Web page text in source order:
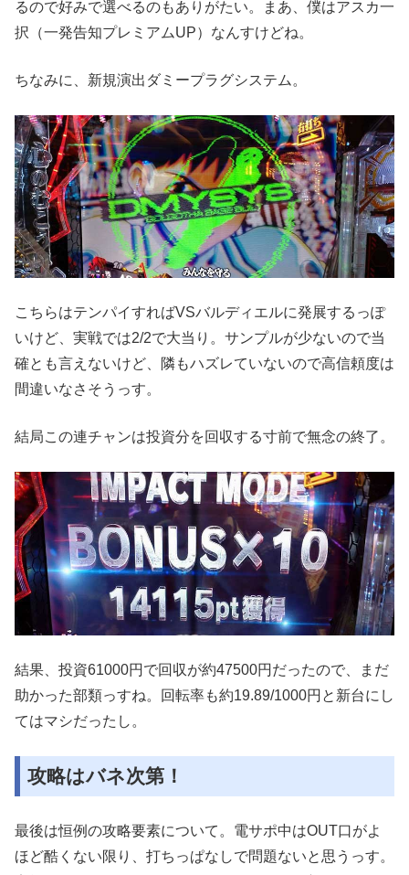
るので好みで選べるのもありがたい。まあ、僕はアスカ一
択（一発告知プレミアムUP）なんすけどね。
ちなみに、新規演出ダミープラグシステム。
こちらはテンパイすればVSバルディエルに発展するっぽ
いけど、実戦では2/2で大当り。サンプルが少ないので当
確とも言えないけど、隣もハズレていないので高信頼度は
間違いなさそうっす。
結局この連チャンは投資分を回収する寸前で無念の終了。
結果、投資61000円で回収が約47500円だったので、まだ
助かった部類っすね。回転率も約19.89/1000円と新台にし
てはマシだったし。
攻略はバネ次第！
最後は恒例の攻略要素について。電サポ中はOUT口がよ
ほど酷くない限り、打ちっぱなしで問題ないと思うっす。